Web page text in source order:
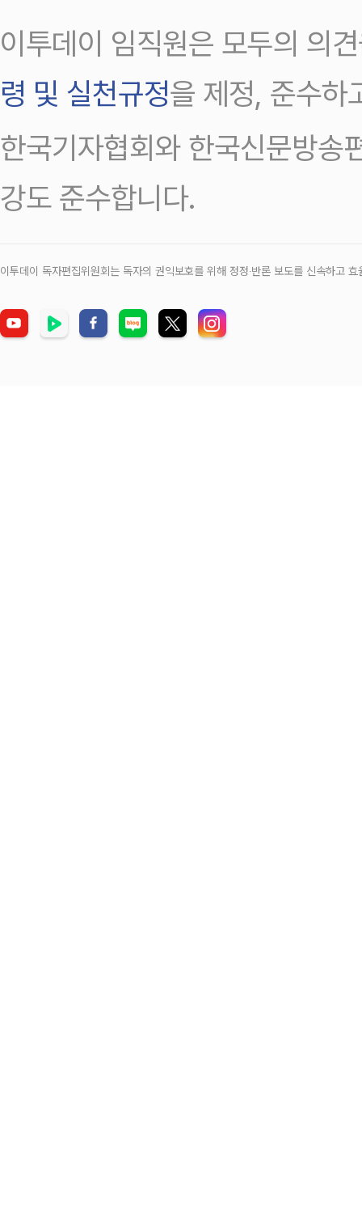
이투데이 임직원은 모두의 의
령 및 실천규정을 제정, 준수하
한국기자협회와 한국신문방송
강도 준수합니다.
이투데이 독자편집위원회는 독자의 권익보호를 위해 정정‧반론 보도를 신속하고